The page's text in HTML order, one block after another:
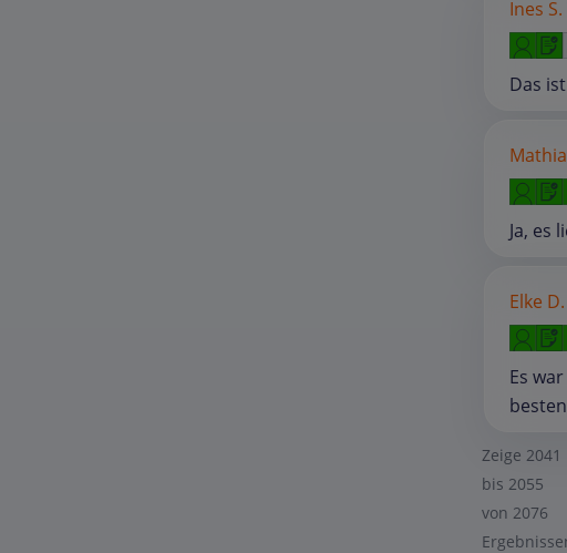
Ines S.
Das
Ja, es
Elke D.
Es
Zeige 2041
bis 2055
von 2076